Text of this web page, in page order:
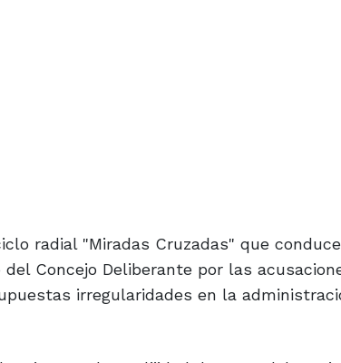
radial "Miradas Cruzadas" que
Concejo Deliberante por las
irregularidades en la